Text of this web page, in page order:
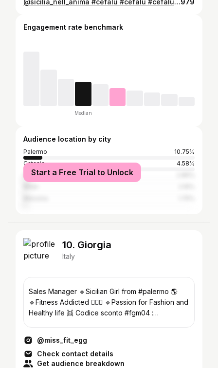
@sicilia_nell_anima #cefalù #cefalu #cefalusicily #sicily #sicilytourism #sicilytravel #sicilytour #sicily🇮🇹 #sicilypictures #siciliaitaly #sicilia #siciliabella #sicile #travelitalia #italianstyle #lifestyle #mare #paysage #spiaggia #palermo #palermobedda979
Engagement rate benchmark
Median
Audience location by city
Palermo
10.75%
Catania
4.58%
Siracusa
Start a Free Trial to Unlock
10. Giorgia
Italy
Sales Manager 🔹Sicilian Girl from #palermo 🌎
🔹Fitness Addicted 🏋🏻‍♀️ 🔹Passion for Fashion and
Healthy life 👯 Codice sconto #fgm04 :
@miss_fit_egg
Check contact details
Get audience breakdown